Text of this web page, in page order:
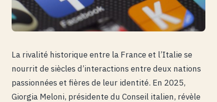
La rivalité historique entre la France et l’Italie se
nourrit de siècles d’interactions entre deux nations
passionnées et fières de leur identité. En 2025,
Giorgia Meloni, présidente du Conseil italien, révèle